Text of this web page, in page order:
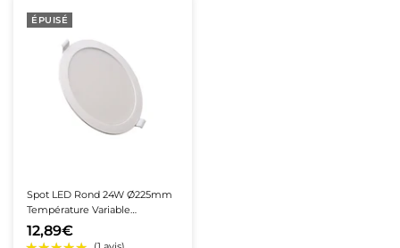
ÉPUISÉ
Spot LED Rond 24W Ø225mm
Température Variable
Dimmable -
3000K/4000K/6500K
12,89€